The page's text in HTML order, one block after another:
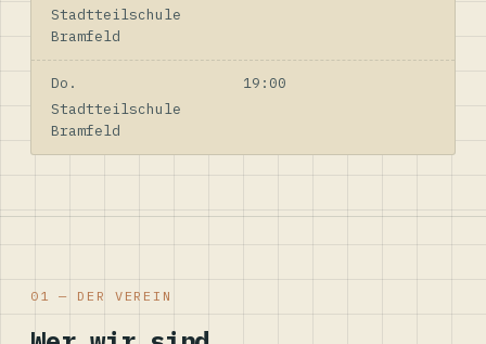
Stadtteilschule
Bramfeld
Do.
19:00
Stadtteilschule
Bramfeld
01 — DER VEREIN